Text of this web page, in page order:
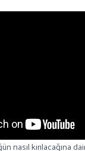
nasıl kırılacağına